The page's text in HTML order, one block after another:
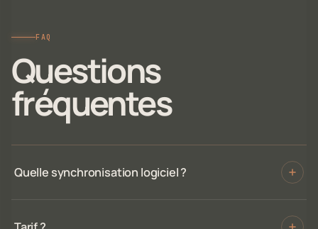
FAQ
Questions
fréquentes
Quelle synchronisation logiciel ?